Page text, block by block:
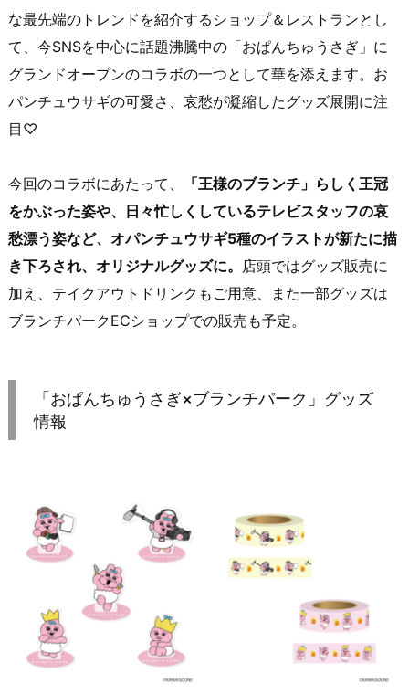
な最先端のトレンドを紹介するショップ＆レストランとし
て、今SNSを中心に話題沸騰中の「おぱんちゅうさぎ」に
グランドオープンのコラボの一つとして華を添えます。お
パンチュウサギの可愛さ、哀愁が凝縮したグッズ展開に注
目♡
今回のコラボにあたって、
「王様のブランチ」らしく王冠
をかぶった姿や、日々忙しくしているテレビスタッフの哀
愁漂う姿など、オパンチュウサギ5種のイラストが新たに描
き下ろされ、オリジナルグッズに。 店頭ではグッズ販売に
加え、テイクアウトドリンクもご用意、また一部グッズは
ブランチパークECショップでの販売も予定。
「おぱんちゅうさぎ×ブランチパーク」グッズ
情報